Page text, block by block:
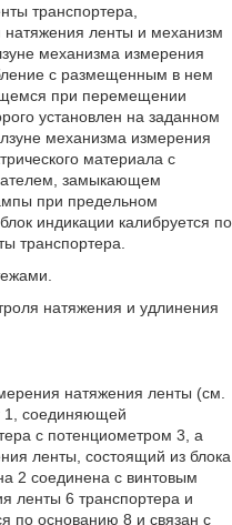
транспортера,
ленты и механизм
механизма измерения
с размещенным в нем
при перемещении
установлен на заданном
механизма измерения
материала с
замыкающем
при предельном
индикации калибруется по
транспортера.
натяжения и удлинения
натяжения ленты (см.
1, соединяющей
с потенциометром 3, а
ленты, состоящий из блока
2 соединена с винтовым
ленты 6 транспортера и
по основанию 8 и связан с